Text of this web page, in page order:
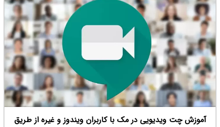
آموزش چت ویدیویی در مک با کاربران ویندوز و غیره از طریق